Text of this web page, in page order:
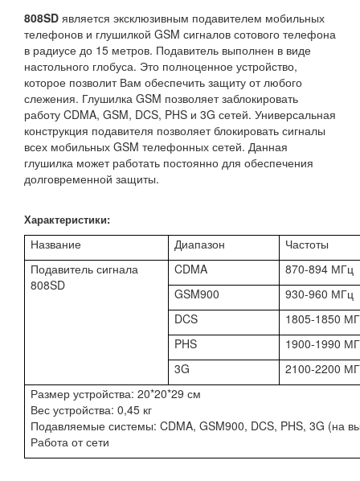
808SD является эксклюзивным подавителем мобильных
телефонов и глушилкой GSM сигналов сотового телефона
в радиусе до 15 метров. Подавитель выполнен в виде
настольного глобуса. Это полноценное устройство,
которое позволит Вам обеспечить защиту от любого
слежения. Глушилка GSM позволяет заблокировать
работу CDMA, GSM, DCS, PHS и 3G сетей. Универсальная
конструкция подавителя позволяет блокировать сигналы
всех мобильных GSM телефонных сетей. Данная
глушилка может работать постоянно для обеспечения
долговременной защиты.
Характеристики:
Название Диапазон
Частоты
Подавитель сигнала
808SD
CDMA
870-894 МГц
GSM900
930-960 МГц
DCS
1805-1850
PHS
1900-1990
3G
2100-2200
Размер устройства: 20*20*29 см
Вес устройства: 0,45 кг
Подавляемые системы: CDMA, GSM900, DCS, PHS, 3G (на
Работа от сети